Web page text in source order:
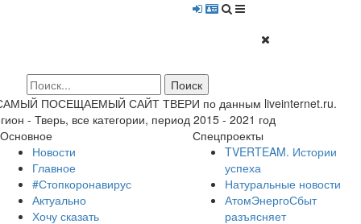
ПОСЕЩАЕМЫЙ САЙТ ТВЕРИ по данным liveinternet.ru.
- Тверь, все категории, период 2015 - 2021 год
Основное
Новости
Главное
#Стопкоронавирус
Актуально
Хочу сказать
Спецпроекты
TVERTEAM. Истории
успеха
Натуральные новости
АтомЭнергоСбыт
разъясняет